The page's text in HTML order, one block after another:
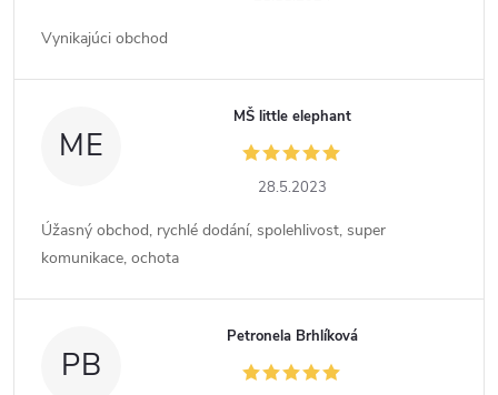
Vynikajúci obchod
ME
MŠ little elephant
28.5.2023
Úžasný obchod, rychlé dodání, spolehlivost, super
komunikace, ochota
PB
Petronela Brhlíková